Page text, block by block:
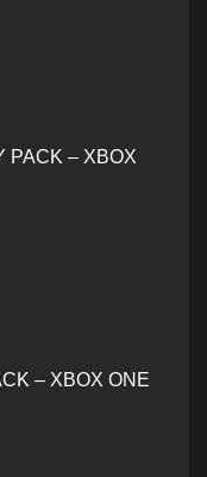
PACK – XBOX
– XBOX ONE